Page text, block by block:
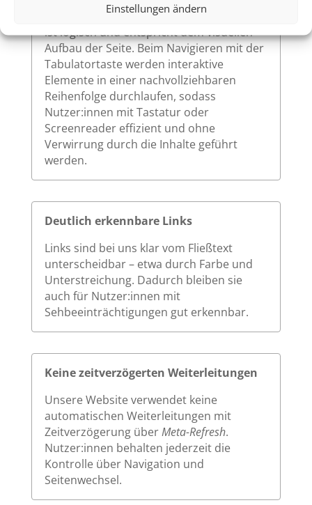
Einstellungen ändern
Die Fokusreihenfolge auf unserer Website
ist logisch und entspricht dem visuellen
Aufbau der Seite. Beim Navigieren mit der
Tabulatortaste werden interaktive
Elemente in einer nachvollziehbaren
Reihenfolge durchlaufen, sodass
Nutzer:innen mit Tastatur oder
Screenreader effizient und ohne
Verwirrung durch die Inhalte geführt
werden.
Deutlich erkennbare Links
Links sind bei uns klar vom Fließtext
unterscheidbar – etwa durch Farbe und
Unterstreichung. Dadurch bleiben sie
auch für Nutzer:innen mit
Sehbeeinträchtigungen gut erkennbar.
Keine zeitverzögerten Weiterleitungen
Unsere Website verwendet keine
automatischen Weiterleitungen mit
Zeitverzögerung überMeta-Refresh.
Nutzer:innen behalten jederzeit die
Kontrolle über Navigation und
Seitenwechsel.